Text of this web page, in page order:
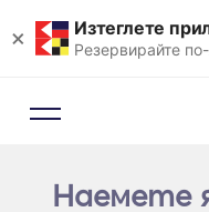
× Изтеглете
Резервирайте
Наемете